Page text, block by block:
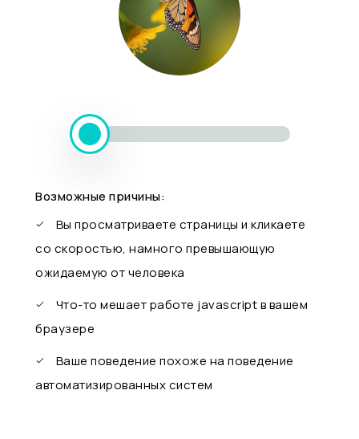
Возможные причины:
Вы просматриваете страницы и кликаете
со скоростью, намного превышающую
ожидаемую от человека
Что-то мешает работе javascript в вашем
браузере
Ваше поведение похоже на поведение
автоматизированных систем